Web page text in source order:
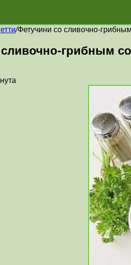
/Фетучини со сливочно-
грибным